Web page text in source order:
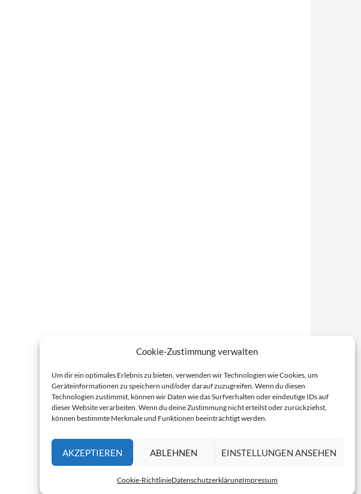
Cookie-Zustimmung verwalten
Um dir ein optimales Erlebnis zu bieten, verwenden wir Technologien wie Cookies, um
Geräteinformationen zu speichern und/oder darauf zuzugreifen. Wenn du diesen
Technologien zustimmst, können wir Daten wie das Surfverhalten oder eindeutige IDs auf
dieser Website verarbeiten. Wenn du deine Zustimmung nicht erteilst oder zurückziehst,
können bestimmte Merkmale und Funktionen beeinträchtigt werden.
AKZEPTIEREN ABLEHNEN EINSTELLUNGEN ANSEHEN
Cookie-RichtlinieDatenschutzerklärungImpressum